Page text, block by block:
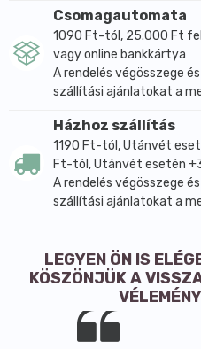
kitevő valamennyi
Kiemelendő kalcium
meghaladja a tejét, hanem
tekintve a legjobb
nagyobb a
van az elme
szívizom működésére.
Ezeket a beltartalmi
A pattogatott amaránt
sokrétű. A
gazdagítjuk vele vagy
joghurtba. Ezen kívül a
Csomagautomata
1090 Ft-tól, 25.000 Ft
vagy online bankkártya
A rendelés végösszege
szállítási ajánlatokat a
Házhoz szállítás
1190 Ft-tól, Utánvét
Ft-tól, Utánvét esetén
A rendelés végösszege
szállítási ajánlatokat a
LEGYEN ÖN IS
KÖSZÖNJÜK A